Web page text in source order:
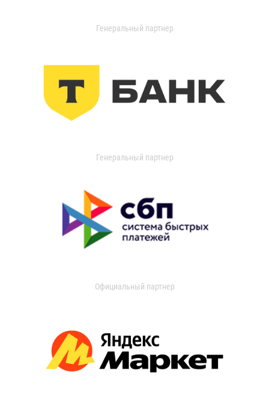
Генеральный партнер
Генеральный партнер
Официальный партнер